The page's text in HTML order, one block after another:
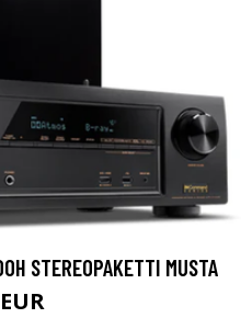
STEREOPAKETTI MUSTA